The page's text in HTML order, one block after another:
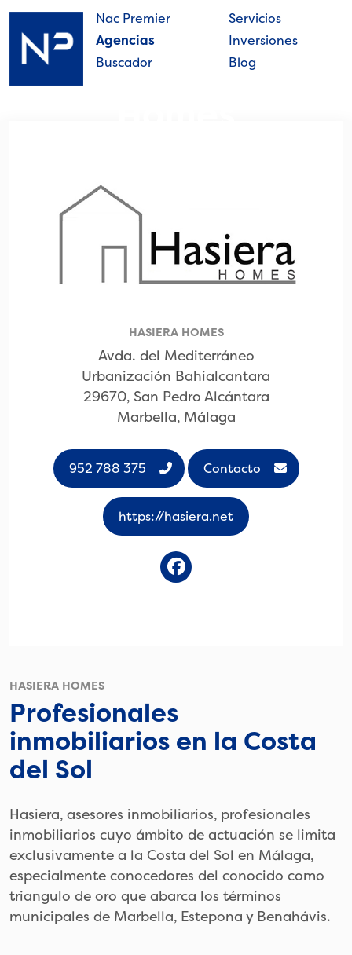
Skip
content
Nac Premier
Agencias
Buscador
Servicios
Inversiones
Blog
Hasiera
HASIERA HOMES
Profesionales
inmobiliarios en la Costa
del Sol
Hasiera, asesores inmobiliarios, profesionales
inmobiliarios cuyo ámbito de actuación se limita
exclusivamente a la Costa del Sol en Málaga,
especialmente conocedores del conocido como
triangulo de oro que abarca los términos
municipales de Marbella, Estepona y Benahávis.
HASIERA HOMES
Avda. del Mediterráneo
Urbanización Bahialcantara
29670, San Pedro Alcántara
Marbella, Málaga
952 788 375 Contacto
https://hasiera.net